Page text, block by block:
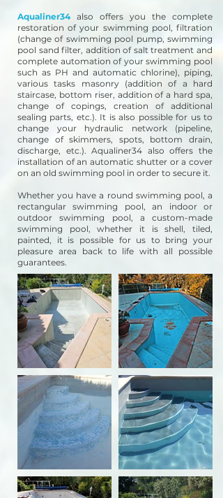
Aqualiner34also offers you the complete
restoration of your swimming pool, filtration
(change of swimming pool pump, swimming
pool sand filter, addition of salt treatment and
complete automation of your swimming pool
such as PH and automatic chlorine), piping,
various tasks masonry (addition of a hard
staircase, bottom riser, addition of a hard spa,
change of copings, creation of additional
sealing parts, etc.). It is also possible for us to
change your hydraulic network (pipeline,
change of skimmers, spots, bottom drain,
discharge, etc.). Aqualiner34 also offers the
installation of an automatic shutter or a cover
on an old swimming pool in order to secure it.
Whether you have a round swimming pool, a
rectangular swimming pool, an indoor or
outdoor swimming pool, a custom-made
swimming pool, whether it is shell, tiled,
painted, it is possible for us to bring your
pleasure area back to life with all possible
guarantees.